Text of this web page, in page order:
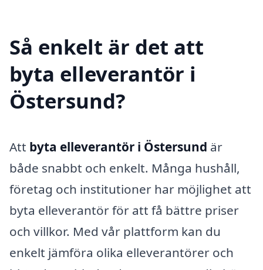
Så enkelt är det att
byta elleverantör i
Östersund?
Att byta elleverantör i Östersund är
både snabbt och enkelt. Många hushåll,
företag och institutioner har möjlighet att
byta elleverantör för att få bättre priser
och villkor. Med vår plattform kan du
enkelt jämföra olika elleverantörer och